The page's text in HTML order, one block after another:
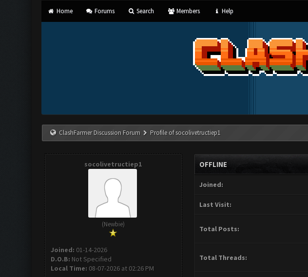
Home Forums Search Members Help
ClashFarmer Discussion Forum Profile of socolivetructiep1
socolivetructiep1
(Newbie)
Joined: 01-14-2026
D.O.B: Not Specified
Local Time: 08-07-2026 at 02:26 PM
OFFLINE
Joined:
Last Visit:
Total Posts:
Total Threads: